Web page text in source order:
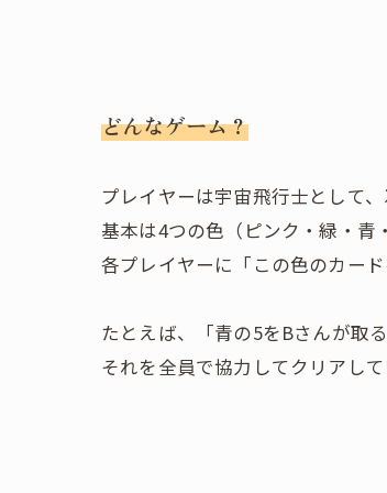
どんなゲーム？
プレイヤーは宇宙飛行士として
基本は4つの色（ピンク・緑・青
各プレイヤーに「この色のカー
たとえば、「青の5をBさんが取
それを全員で協力してクリアして